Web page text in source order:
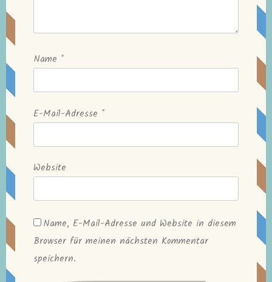
Name *
E-Mail-Adresse *
Website
Name, E-Mail-Adresse und Website in diesem
Browser für meinen nächsten Kommentar
speichern.